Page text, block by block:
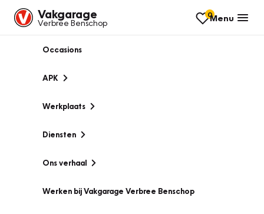
Vakgarage
Verbree Benschop
0Menu
Occasions
APK
Werkplaats
Diensten
Ons verhaal
Werken bij Vakgarage Verbree Benschop